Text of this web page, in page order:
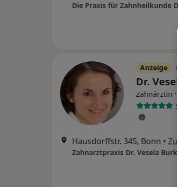
Die Praxis für Zahnheilkunde
Anzeige
Dr.
Zahnärztin ·
Hausdorffstr. 345, Bonn •
Zahnarztpraxis Dr. Vesela